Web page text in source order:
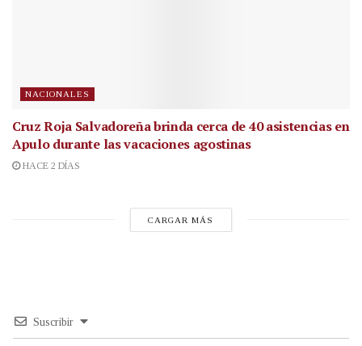
NACIONALES
Cruz Roja Salvadoreña brinda cerca de 40 asistencias en
Apulo durante las vacaciones agostinas
HACE 2 DÍAS
CARGAR MÁS
Suscribir